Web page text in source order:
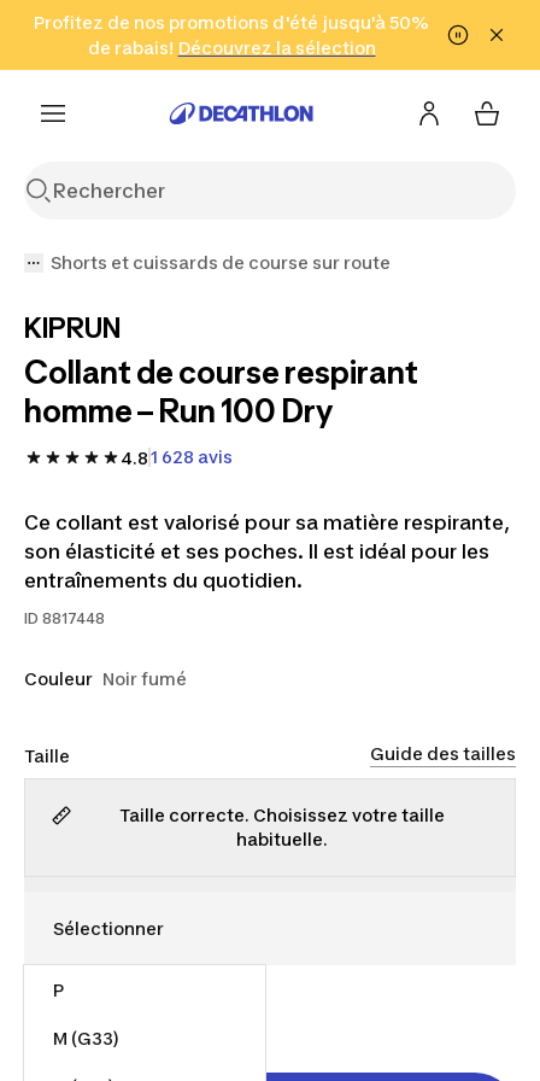
Aller à la recherche Aller au contenu Aller au pied de
Profitez de nos promotions d'été jusqu'à 50%
de rabais! Découvrez la sélection
Cliquez ici
en seulement 2 h!
(Zones sélectionnées)
Shorts et cuissards de course sur route
KIPRUN
Collant de course respirant
homme – Run 100 Dry
4.81 628 avis
Ce collant est valorisé pour sa matière respirante,
son élasticité et ses poches. Il est idéal pour les
entraînements du quotidien.
ID 8817448
Couleur Noir fumé
Taille Guide des tailles
Taille correcte. Choisissez votre taille
habituelle.
P
M (G33)